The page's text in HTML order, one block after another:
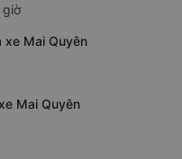
giờ
xe Mai Quyên
Mai Quyên